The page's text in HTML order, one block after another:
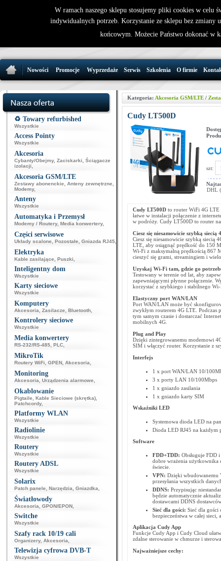
32 721 86
Nowości Promocje Wyprzedaże Serwis Szkolenia O firmie
♻️ Towary refurbished
Wszystkie
Access Pointy
Wszystkie
Akcesoria
Cybanty/Obejmy, Zaciskarki
Ściągacze
izolacji
Akcesoria GSM/LTE
Zestawy abonenckie Anteny zewnętrzne
Modemy,
Anteny
Wszystkie
Automatyka i Przemysł
Modemy / Routery, Media konwertery,
Części serwisowe
Układy scalone Pozostałe Gniazda RJ45
Elektryka
Kable zasilające Puszki
Inteligentny dom
Wszystkie
Karty sieciowe
Wszystkie
Komputery
Akcesoria Zasilacze Bluetooth
Kontrolery sieciowe
Wszystkie
Media konwertery
RS-232/RS-485 PLC
MikroTik
Routery WiFi GPEN Akcesoria
Monitoring
Akcesoria Urządzenia alarmowe
Okablowanie
Pigtaile Kable Sieciowe (skrętka)
Patchcordy,
Platformy WLAN
Wszystkie
Radiolinie
Wszystkie
Routery
Wszystkie
Routery ADSL
Wszystkie
Solarix
Patch panele Narzędzia Gniazdka
Światłowody
Akcesoria GPON/EPON
Switche
Wszystkie
Szafy rack 10/19 cali
Organizery, Akcesoria
Telewizja cyfrowa DVB-T
Wszystkie
Kategoria: Akcesoria GSM/LTE/
Cudy LT500D
szt:
DHL
Cudy LT500D to router WiFi 4G LTE
łatwe w instalacji połączenie z
w podróży. Cudy LT500D to router
Ciesz się niesamowicie szybką siecią
Ciesz się niesamowicie szybką siecią
LTE, aby osiągnąć prędkość do 150
Wi-Fi z maksymalną prędkością 867
cieszyć się grami, streamingiem i
Uzyskaj Wi-Fi tam, gdzie go
Testowany w terenie od lat, aby
zapewniającymi płynne połączenie.
korzystać z szybkiego i stabilnego
Elastyczny port WAN/LAN
Port WAN/LAN może być
zwykłym routerem 4G LTE.
tym samym czasie i dostarczać
mobilnych 4G.
Plug and Play
Dzięki zintegrowanemu modemowi
SIM i włączyć router. Korzystanie z
Interfejs
1 x port WAN/LAN 10/
3 x porty LAN 10/100Mbps
1 x gniazdo zasilania
1 x gniazdo karty SIM
Wskaźniki LED
Systemowa dioda LED na
Dioda LED RJ45 na każdym
Software
FDD+TDD: Obsługuje FDD
dobre wrażenia użytkownika
świecie.
VPN: Dzięki wbudowanemu
przesyłania wszystkich
DDNS: Przypisując
będzie automatycznie
dostawcami DDNS
Sieć dla gości: Sieć dla
bezpieczeństwa w całej
Aplikacja Cudy App
Funkcje Cudy App i Cudy Cloud
zdalne sterowanie w chmurze i
Najważniejsze cechy:
W ramach naszego sklepu stosujemy pliki cookies w celu
indywidualnych potrzeb. Korzystanie ze sklepu bez zmiany
końcowym. Możecie Państwo dokonać w